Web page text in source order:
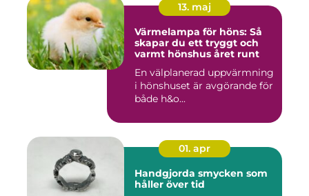
13. maj
Värmelampa för höns: Så
skapar du ett tryggt och
varmt hönshus året runt
En välplanerad uppvärmning
i hönshuset är avgörande för
både h&o...
01. apr
Handgjorda smycken som
håller över tid